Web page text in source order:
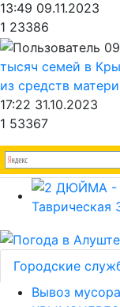
13:49 09.11.2023
1 23386
тысяч семей в
из средств
17:22 31.10.2023
1 53367
Городские
Вывоз мусора